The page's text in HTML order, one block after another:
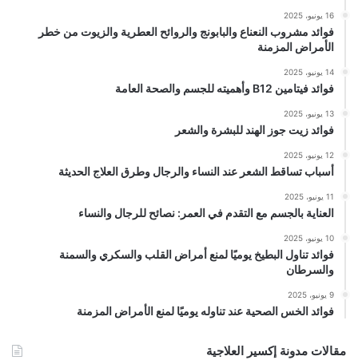
16 يونيو، 2025
فوائد مشروب النعناع والبابونج والروائح العطرية والزيوت من خطر
الأمراض المزمنة
14 يونيو، 2025
فوائد فيتامين B12 وأهميته للجسم والصحة العامة
13 يونيو، 2025
فوائد زيت جوز الهند للبشرة والشعر
12 يونيو، 2025
أسباب تساقط الشعر عند النساء والرجال وطرق العلاج الحديثة
11 يونيو، 2025
العناية بالجسم مع التقدم في العمر: نصائح للرجال والنساء
10 يونيو، 2025
فوائد تناول البطيخ يوميًا لمنع أمراض القلب والسكري والسمنة
والسرطان
9 يونيو، 2025
فوائد الخس الصحية عند تناوله يوميًا لمنع الأمراض المزمنة
مقالات مدونة إكسير العلاجية